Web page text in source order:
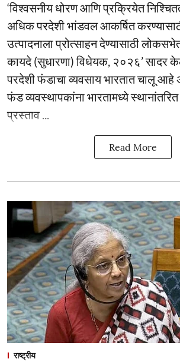
‘विश्वसनीय धोरण आणि प्रक्रियेत
अधिक परदेशी भांडवल आकर्षित
उत्पादनाला प्रोत्साहन देण्यासाठी
कायदे (सुधारणा) विधेयक, २०२६’ सादर
परदेशी फंडाचा व्यवसाय भारतात चालू आहे
फंड व्यवस्थापकांना भारतामध्ये
प्रस्ताव ...
Read More
राष्ट्रीय